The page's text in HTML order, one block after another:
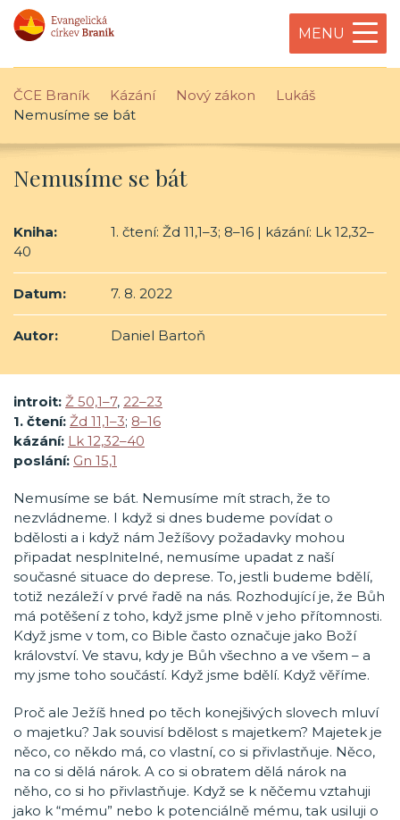
MENU
ČCE Braník Kázání Nový zákon
Lukáš
Nemusíme se bát
Nemusíme se bát
Kniha:
1. čtení: Žd 11,1–3; 8–16 | kázání: Lk 12,32–
40
Datum: 7. 8. 2022
Autor: Daniel Bartoň
introit: Ž 50,1–7, 22–23
1. čtení: Žd 11,1–3; 8–16
kázání: Lk 12,32–40
poslání: Gn 15,1
Nemusíme se bát. Nemusíme mít strach, že to
nezvládneme. I když si dnes budeme povídat o
bdělosti a i když nám Ježíšovy požadavky mohou
připadat nesplnitelné, nemusíme upadat z naší
současné situace do deprese. To, jestli budeme bdělí,
totiž nezáleží v prvé řadě na nás. Rozhodující je, že Bůh
má potěšení z toho, když jsme plně v jeho přítomnosti.
Když jsme v tom, co Bible často označuje jako Boží
království. Ve stavu, kdy je Bůh všechno a ve všem – a
my jsme toho součástí. Když jsme bdělí. Když věříme.
Proč ale Ježíš hned po těch konejšivých slovech mluví
o majetku? Jak souvisí bdělost s majetkem? Majetek je
něco, co někdo má, co vlastní, co si přivlastňuje. Něco,
na co si dělá nárok. A co si obratem dělá nárok na
něho, co si ho přivlastňuje. Když se k něčemu vztahuji
jako k “mému” nebo k potenciálně mému, tak usiluji o